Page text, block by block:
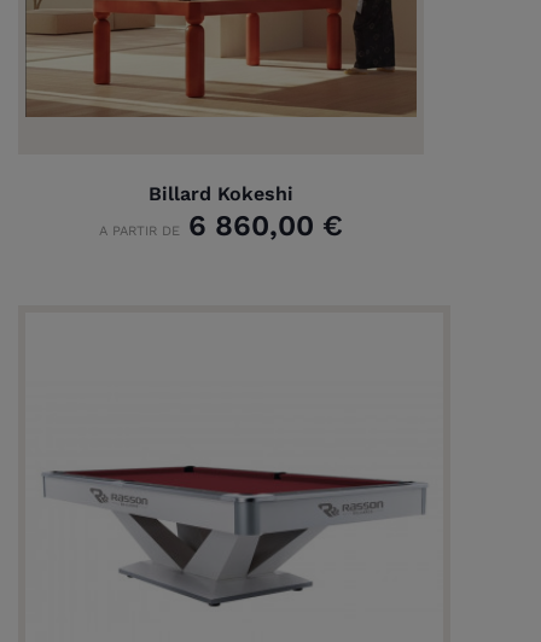
Billard Kokeshi
A PARTIR DE 6 860,00 €